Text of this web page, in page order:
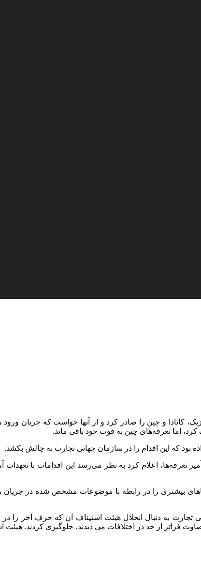
کانادا و چین را صادر کرد و از آنها خواست که جریان ورود
اما تعرفه‌های چین به قوت خود باقی ماند.
تعرفه‌ها، اعلام کرد به نظر می‌رسد این اقدامات با تعهدات
بیشتری را در رابطه با موضوعات مشخص‌ شده در جریان
فصل اختلاف سازمان جهانی تجارت به دنبال انحلال هیئت استیناف آن که
فراتر از حد در اختلافات می دیدند، جلوگیری کردند.